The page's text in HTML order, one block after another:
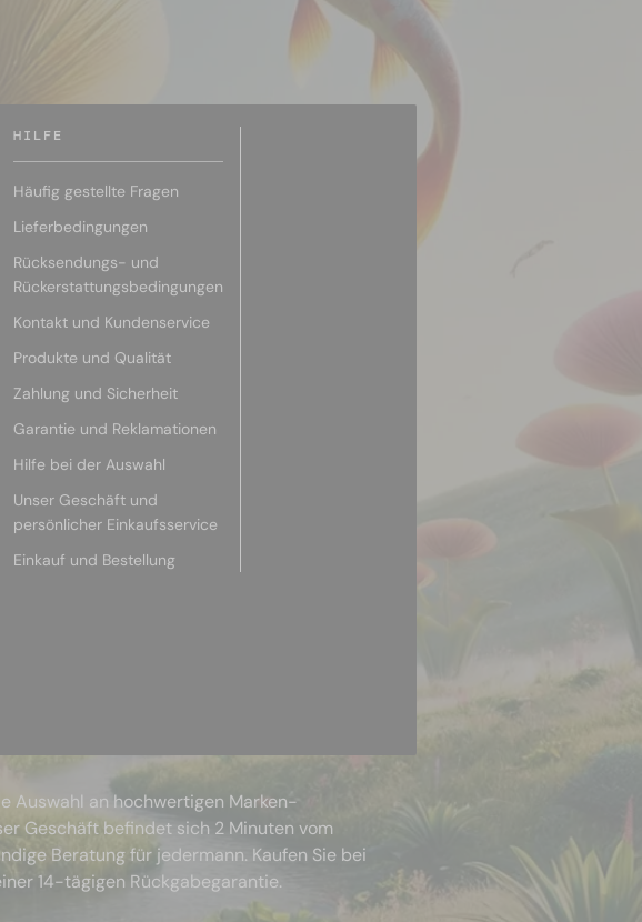
HILFE
Häufig gestellte Fragen
Lieferbedingungen
Rücksendungs- und
Rückerstattungsbedingungen
Kontakt und Kundenservice
Produkte und Qualität
Zahlung und Sicherheit
Garantie und Reklamationen
Hilfe bei der Auswahl
Unser Geschäft und
persönlicher Einkaufsservice
Einkauf und Bestellung
Auswahl an hochwertigen Marken-
Geschäft befindet sich 2 Minuten vom
Beratung für jedermann. Kaufen Sie bei
14-tägigen Rückgabegarantie.